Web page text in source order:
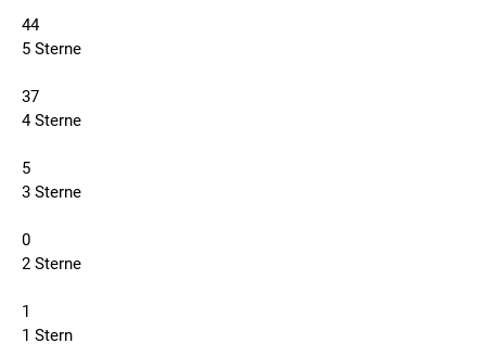
44
5 Sterne
37
4 Sterne
5
3 Sterne
0
2 Sterne
1
1 Stern